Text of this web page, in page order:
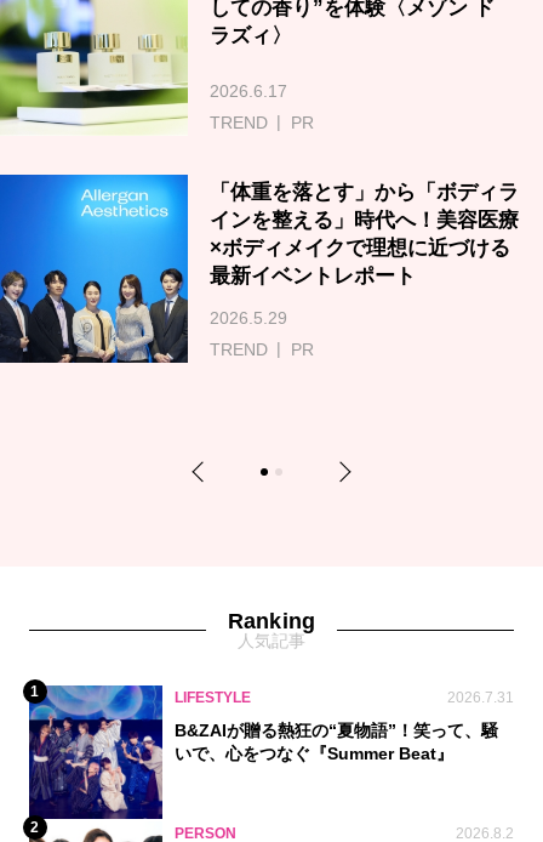
しての香り”を体験〈メゾン ド
ラズィ〉
2026.6.17
TREND
PR
「体重を落とす」から「ボディラ
インを整える」時代へ！美容医療
×ボディメイクで理想に近づける
最新イベントレポート
2026.5.29
TREND
PR
Previous 1 2 Next
Ranking
人気記事
1 LIFESTYLE 2026.7.31
B&ZAIが贈る熱狂の“夏物語”！笑って、騒
いで、心をつなぐ『Summer Beat』
2 PERSON 2026.8.2